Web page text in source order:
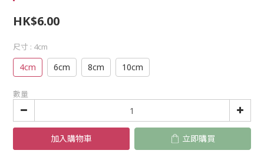
HK$6.00
尺寸 : 4cm
4cm 6cm 8cm 10cm
數量
加入購物車 立即購買